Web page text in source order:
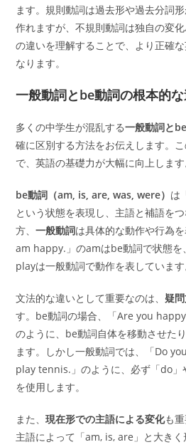
ます。規則動詞は過去形や過去分詞
作れますが、不規則動詞は独自の変
の違いを理解することで、より正確
なります。
一般動詞とbe動詞の根本的
多くの中学生が混乱する一般動詞と
確に区別する方法をお伝えします。
で、英語の基礎力が大幅に向上します
be動詞（am, is, are, was, were） は
という状態を表現し、主語と補語を
方、一般動詞は具体的な動作や行為
am happy.」のamはbe動詞で状態
playは一般動詞で動作を表しています
文法的な違いとして重要なのは、疑
す。be動詞の場合、「Are you
のように、be動詞自体を移動させた
ます。しかし一般動詞では、「Do
play tennis.」のように、必ず「do」
を使用します。
また、現在形での主語による変化も
主語によって「am, is, are」と大き